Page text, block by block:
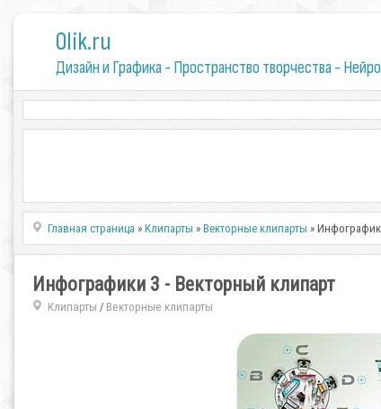
0lik.ru
Дизайн и Графика - Пространство творчества -
Главная страница »Клипарты »Векторные клипарты »
Инфографики 3 - Векторный клипарт
Клипарты / Векторные клипарты